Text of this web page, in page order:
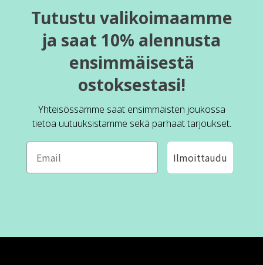
Tutustu valikoimaamme
ja saat 10% alennusta
ensimmäisestä
ostoksestasi!
Yhteisössämme saat ensimmäisten joukossa
tietoa uutuuksistamme sekä parhaat tarjoukset.
Ilmoittaudu